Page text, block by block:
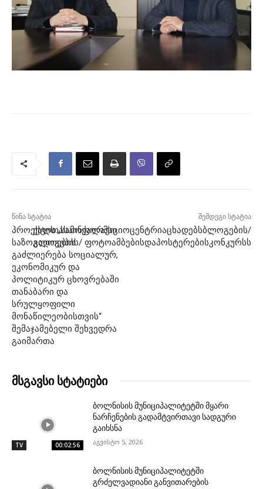
წინა სტატია
პროექტის „სამოქალაქო
საზოგადოების
გაძლიერება სოციალურ,
ეკონომიკურ და
პოლიტიკურ ცხოვრებაში
თანაბარი და
სრულყოფილი
მონაწილეობისთვის“
შემაჯამებელი შეხვედრა
გაიმართა
შემდეგი სტატია
ქალთასაინფორმაციოცენტრიაცხადებსბლოგების/
ვლოგების/ ფოტოამბებისდაპოსტერებისკონკურსს
მსგავსი სტატიები
TV 00:02:56
ბოლნისის მუნიციპალიტეტში მყარი
ნარჩენების გადამტვირთავი სადგური
გაიხსნა
აგვისტო 5, 2026
ბოლნისის მუნიციპალიტეტში
გრძელვადიანი განვითარების